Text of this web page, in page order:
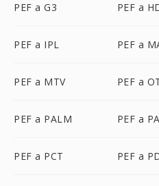
PEF a G3 PEF a
PEF a IPL PEF a
PEF a MTV PEF a
PEF a PALM PEF a
PEF a PCT PEF a